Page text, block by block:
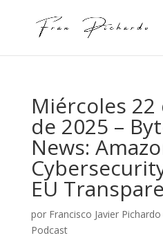
Miércoles
de 2025 –
News:
EU
por Francisco Javier
Podcast